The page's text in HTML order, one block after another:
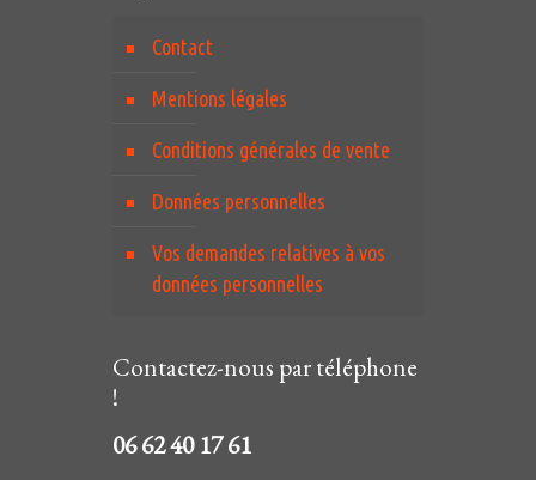
Contact
Mentions légales
Conditions générales de vente
Données personnelles
Vos demandes relatives à vos
données personnelles
Contactez-nous par téléphone
!
06 62 40 17 61